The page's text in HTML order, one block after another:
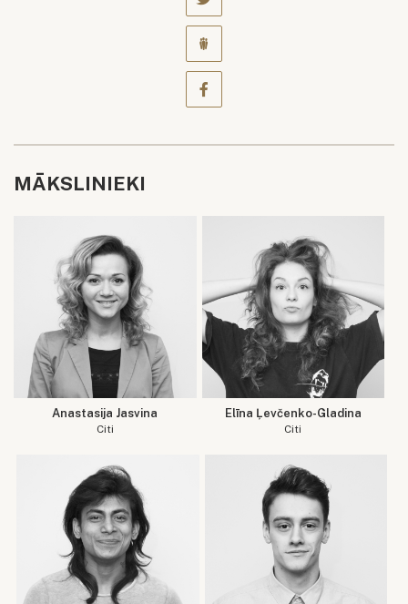
MĀKSLINIEKI
Anastasija Jasvina
Citi
Elīna Ļevčenko-Gladina
Citi